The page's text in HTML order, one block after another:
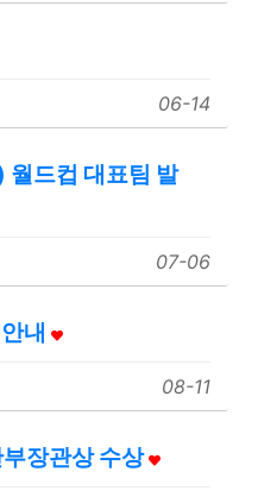
06-14
드컵 대표팀 발
07-06
내
08-11
장관상 수상